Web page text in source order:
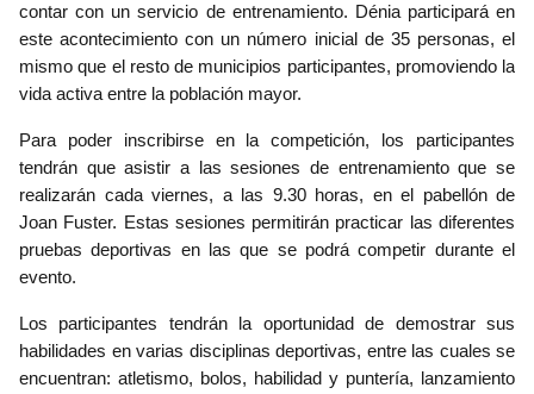
contar con un servicio de entrenamiento. Dénia participará en
este acontecimiento con un número inicial de 35 personas, el
mismo que el resto de municipios participantes, promoviendo la
vida activa entre la población mayor.
Para poder inscribirse en la competición, los participantes
tendrán que asistir a las sesiones de entrenamiento que se
realizarán cada viernes, a las 9.30 horas, en el pabellón de
Joan Fuster. Estas sesiones permitirán practicar las diferentes
pruebas deportivas en las que se podrá competir durante el
evento.
Los participantes tendrán la oportunidad de demostrar sus
habilidades en varias disciplinas deportivas, entre las cuales se
encuentran: atletismo, bolos, habilidad y puntería, lanzamiento